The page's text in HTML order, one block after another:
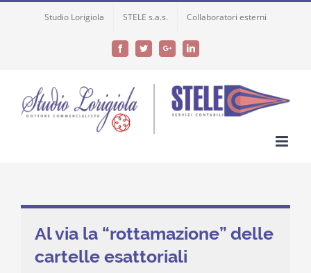
Studio Lorigiola STELE s.a.s. Collaboratori esterni
FacebookTwitterGoogle+LinkedIn
Al via la “rottamazione” delle
cartelle esattoriali